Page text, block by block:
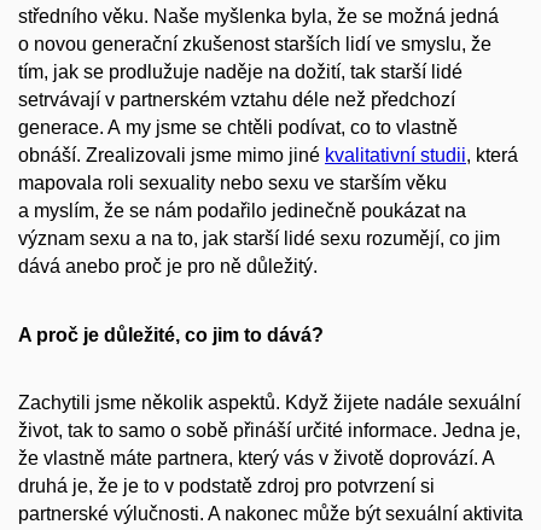
středního věku. Naše myšlenka byla, že se možná jedná
o novou generační zkušenost starších lidí ve smyslu, že
tím, jak se prodlužuje naděje na dožití, tak starší lidé
setrvávají v partnerském vztahu déle než předchozí
generace. A my jsme se chtěli podívat, co to vlastně
obnáší. Zrealizovali jsme mimo jiné kvalitativní studii, která
mapovala roli sexuality nebo sexu ve starším věku
a myslím, že se nám podařilo jedinečně poukázat na
význam sexu a na to, jak starší lidé sexu rozumějí, co jim
dává anebo proč je pro ně důležitý.
A proč je důležité, co jim to dává?
Zachytili jsme několik aspektů. Když žijete nadále sexuální
život, tak to samo o sobě přináší určité informace. Jedna je,
že vlastně máte partnera, který vás v životě doprovází. A
druhá je, že je to v podstatě zdroj pro potvrzení si
partnerské výlučnosti. A nakonec může být sexuální aktivita